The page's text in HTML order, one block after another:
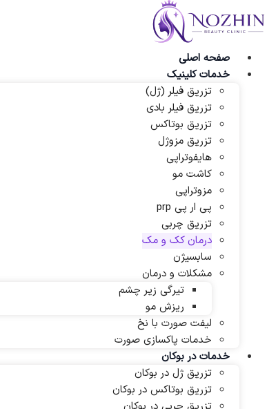
به
صفحه اصلی
خدمات کلینیک
تزریق فیلر (ژل)
تزریق فیلر بادی
تزریق بوتاکس
تزریق مزوژل
هایفوتراپی
کاشت مو
مزوتراپی
پی ار پی prp
تزریق چربی
درمان کک و مک
سابسیژن
مشکلات و درمان
تیرگی زیر چشم
ریزش مو
لیفت صورت با نخ
خدمات پاکسازی صورت
خدمات در بوکان
تزریق ژل در بوکان
تزریق بوتاکس در بوکان